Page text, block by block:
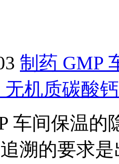
制药 GMP
无机质碳酸
车间保温的
溯的要求